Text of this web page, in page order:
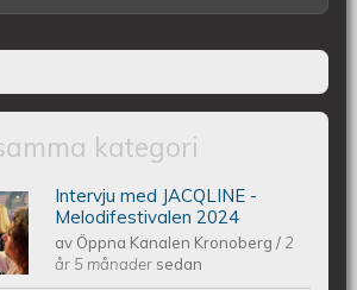
kategori
JACQLINE -
2024
Intervju med JACQLINE -
Melodifestivalen 2024
av Öppna Kanalen Kronoberg/ 2
år 5 månader sedan